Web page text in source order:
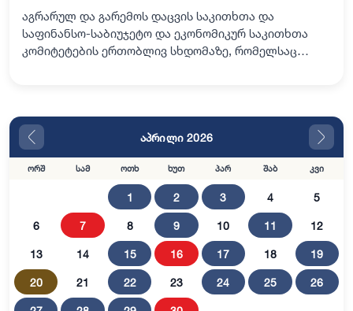
აგრარულ და გარემოს დაცვის საკითხთა და
საფინანსო-საბიუჯეტო და ეკონომიკურ საკითხთა
კომიტეტების ერთობლივ სხდომაზე, რომელსაც
აპრილი 2026
ორშ სამ ოთხ ხუთ პარ შაბ კვი
1 2 3 4 5
6 7 8 9 10 11 12
13 14 15 16 17 18 19
20 21 22 23 24 25 26